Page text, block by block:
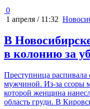
0
1 апреля / 11:32
В
в колонию за
Преступница
мужчиной. Из-за ссоры
которой женщина
область груди. В